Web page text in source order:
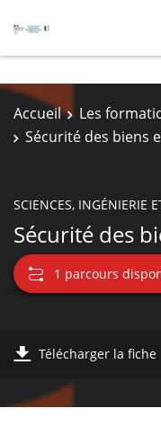
Accueil Les
Sécurité des biens
SCIENCES, INGÉNIERIE
Sécurité des
1 parcours
Télécharger la fiche